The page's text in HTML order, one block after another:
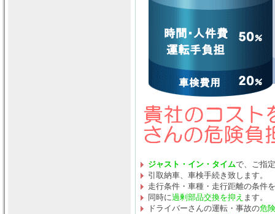
ジャスト・イン・タイムで、ご指
引取納車、車検手続き致します。
走行条件・車種・走行距離の条件
同時に過剰部品交換を抑え ます。
ドライバーさんの運転・事故の危